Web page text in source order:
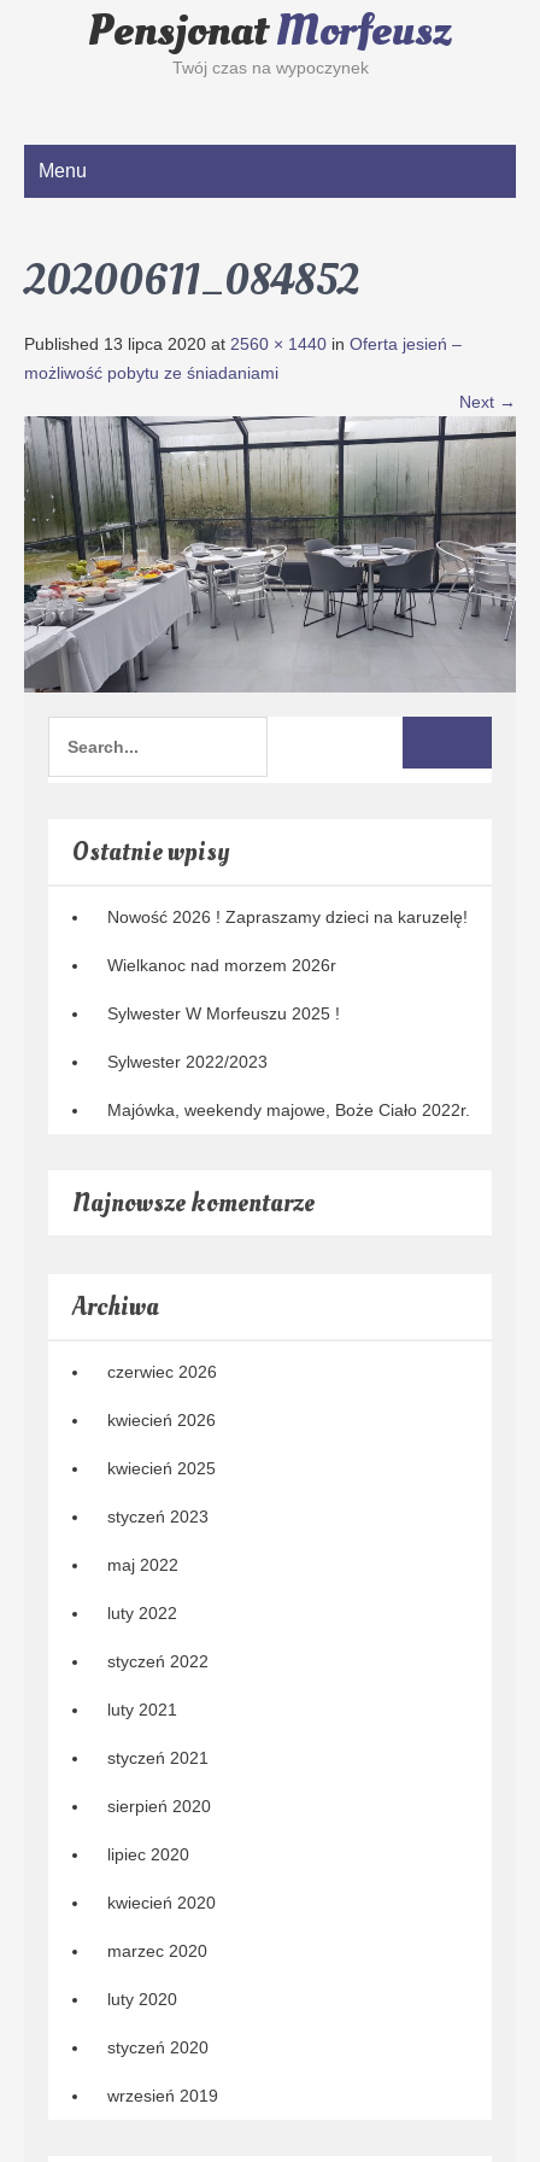
PensjonatMorfeusz
Twój czas na wypoczynek
Menu
20200611_084852
Published 13 lipca 2020 at 2560 × 1440 in Oferta jesień –
możliwość pobytu ze śniadaniami
Next →
Ostatnie wpisy
Nowość 2026 ! Zapraszamy dzieci na karuzelę!
Wielkanoc nad morzem 2026r
Sylwester W Morfeuszu 2025 !
Sylwester 2022/2023
Majówka, weekendy majowe, Boże Ciało 2022r.
Najnowsze komentarze
Archiwa
czerwiec 2026
kwiecień 2026
kwiecień 2025
styczeń 2023
maj 2022
luty 2022
styczeń 2022
luty 2021
styczeń 2021
sierpień 2020
lipiec 2020
kwiecień 2020
marzec 2020
luty 2020
styczeń 2020
wrzesień 2019